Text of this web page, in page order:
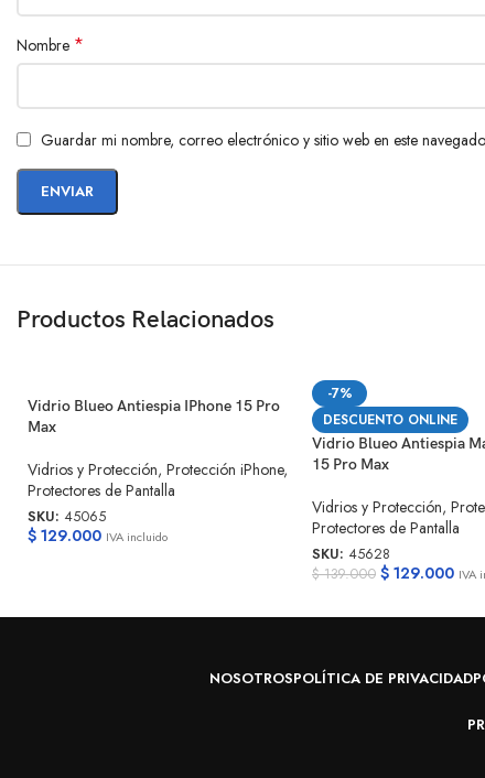
Nombre *
Guardar mi nombre, correo electrónico y sitio web en este
Productos Relacionados
Vidrio Blueo Antiespia IPhone 15 Pro
Max
Vidrios y Protección, Protección iPhone,
Protectores de Pantalla
SKU: 45065
$ 129.000 IVA incluido
-7%
DESCUENTO ONLINE
Vidrio Blueo Antiespia
15 Pro Max
Vidrios y Protección,
Protectores de Pantalla
SKU: 45628
$139.000 $ 129.000 IVA
NOSOTROSPOLÍTICA DE PRIVACIDAD